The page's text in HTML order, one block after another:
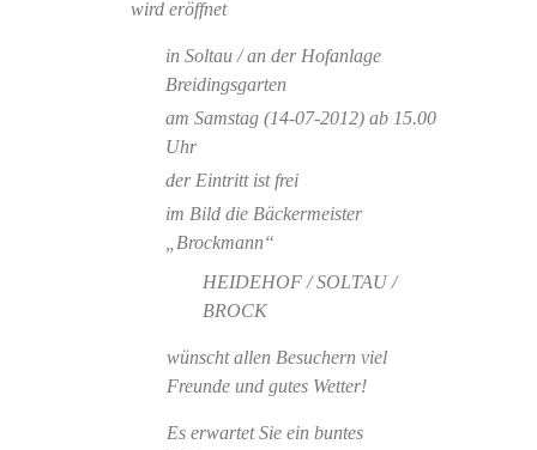
wird eröffnet
in Soltau / an der Hofanlage
Breidingsgarten
am Samstag (14-07-2012) ab 15.00
Uhr
der Eintritt ist frei
im Bild die Bäckermeister
„Brockmann“
HEIDEHOF / SOLTAU /
BROCK
wünscht allen Besuchern viel
Freunde und gutes Wetter!
Es erwartet Sie ein buntes